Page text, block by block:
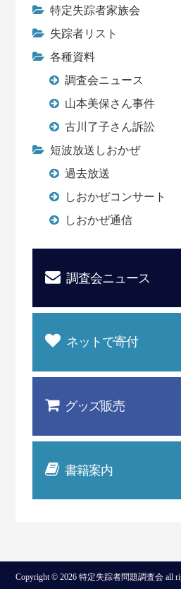
特定失踪者家族会
失踪者リスト
各種資料
調査会ニュース
山本美保さん事件
古川了子さん訴訟
短波放送しおかぜ
過去放送
しおかぜコンサート
しおかぜ通信
調査会ニュース
ネットで寄付
グッズ販売
書籍案内
Copyright © 2026 特定失踪者問題調査会 all